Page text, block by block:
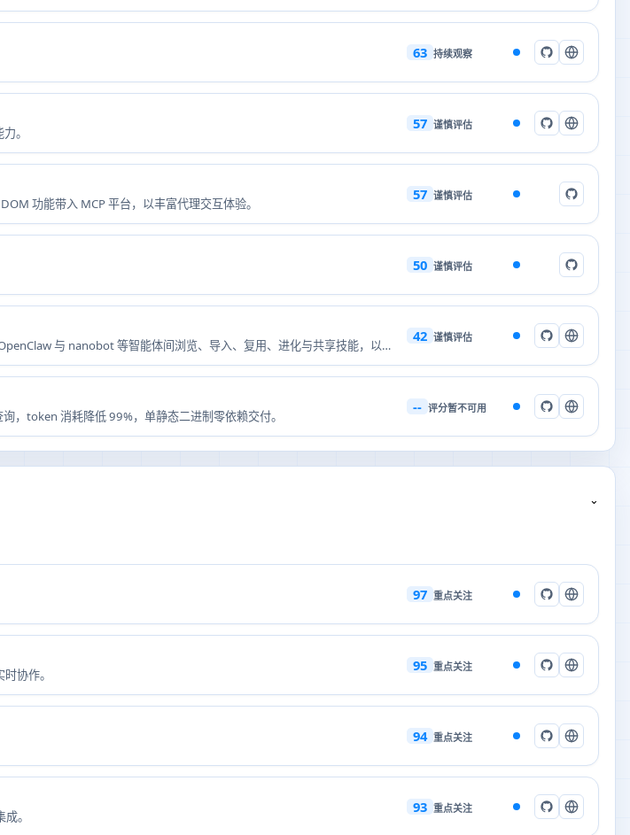
63 持续观察
。
57 谨慎评估
功能带入 MCP 平台，以丰富代理交互体验。
57 谨慎评估
50 谨慎评估
与 nanobot 等智能体间浏览、导入、复用、进化与共享技能，以
42 谨慎评估
，token 消耗降低 99%，单静态二进制零依赖交付。
-- 评分暂不可用
⌄
97 重点关注
协作。
95 重点关注
94 重点关注
。
93 重点关注